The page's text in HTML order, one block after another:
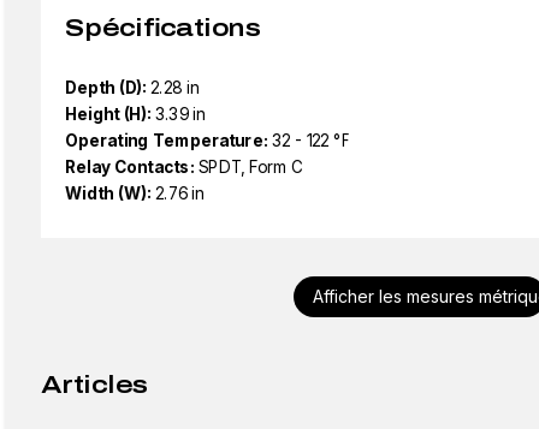
Spécifications
Depth (D): 2.28 in
Height (H): 3.39 in
Operating Temperature: 32 - 122 °F
Relay Contacts: SPDT, Form C
Width (W): 2.76 in
Afficher les mesures
Articles